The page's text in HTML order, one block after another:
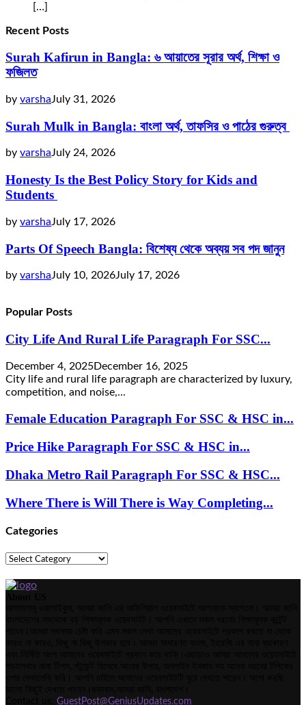
[…]
Recent Posts
Surah Kafirun in Bangla: ৬ আয়াতের সূরার অর্থ, শিক্ষা ও
ফজিলত
by varshaJuly 31, 2026
Surah Mulk in Bangla: বাংলা অর্থ, তাফসির ও পাঠের গুরুত্ব
by varshaJuly 24, 2026
Honesty Is the Best Policy Story for Kids and
Students
by varshaJuly 17, 2026
Parts Of Speech Bangla: বিশেষ্য থেকে অব্যয় সব পদ জানুন
by varshaJuly 10, 2026July 17, 2026
Popular Posts
City Life And Rural Life Paragraph For SSC...
December 4, 2025December 16, 2025
City life and rural life paragraph are characterized by luxury,
competition, and noise,...
Female Education Paragraph For SSC & HSC in...
Price Hike Paragraph For SSC & HSC in...
Dhaka Metro Rail Paragraph For SSC & HSC...
Where There is Will There is Way Completing...
Categories
Categories
GuestPost@GeniusUpdates.com